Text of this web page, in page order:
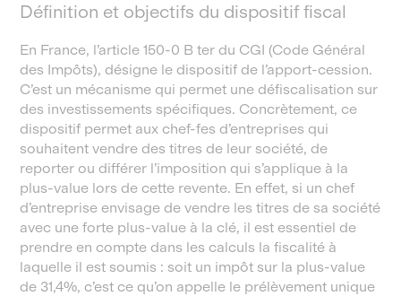
Définition et objectifs du dispositif fiscal
En France, l’article 150-0 B ter du CGI (Code Général
des Impôts), désigne le dispositif de l’apport-cession.
C’est un mécanisme qui permet une défiscalisation sur
des investissements spécifiques. Concrètement, ce
dispositif permet aux chef-fes d’entreprises qui
souhaitent vendre des titres de leur société, de
reporter ou différer l’imposition qui s’applique à la
plus-value lors de cette revente. En effet, si un chef
d’entreprise envisage de vendre les titres de sa société
avec une forte plus-value à la clé, il est essentiel de
prendre en compte dans les calculs la fiscalité à
laquelle il est soumis : soit un impôt sur la plus-value
de 31,4%, c’est ce qu’on appelle le prélèvement unique